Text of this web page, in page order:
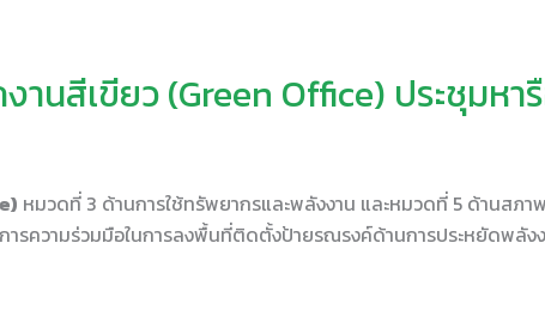
านสีเขียว (Green Office) ประชุมห
หมวดที่ 3 ด้านการใช้ทรัพยากรและพลังงาน และหมวดที่ 5 ด้านสภ
รความร่วมมือในการลงพื้นที่ติดตั้งป้ายรณรงค์ด้านการประหยัดพลัง